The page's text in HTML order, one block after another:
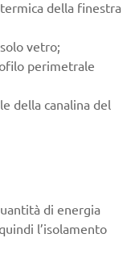
della finestra
vetro;
perimetrale
della canalina del
di energia
l’isolamento